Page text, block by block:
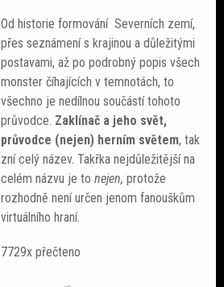
Od historie formování Severních zemí,
přes seznámení s krajinou a důležitými
postavami, až po podrobný popis všech
monster číhajících v temnotách, to
všechno je nedílnou součástí tohoto
průvodce. Zaklínač a jeho svět,
průvodce (nejen) herním světem, tak
zní celý název. Takřka nejdůležitější na
celém názvu je tonejen,protože
rozhodně není určen jenom fanouškům
virtuálního hraní.
7729x přečteno